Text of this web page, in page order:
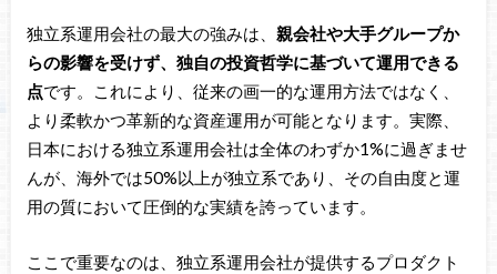
独立系運用会社の最大の強みは、 親会社や大手グループか
らの影響を受けず、独自の投資哲学に基づいて運用できる
点です。これにより、従来の画一的な運用方法ではなく、
より柔軟かつ革新的な資産運用が可能となります。実際、
日本における独立系運用会社は全体のわずか1%に過ぎませ
んが、海外では50%以上が独立系であり、その自由度と運
用の質において圧倒的な実績を誇っています。
ここで重要なのは、独立系運用会社が提供するプロダクト